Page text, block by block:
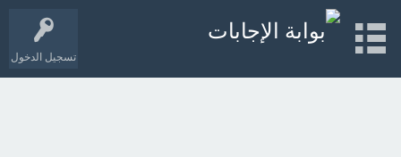
تسجيل الدخول